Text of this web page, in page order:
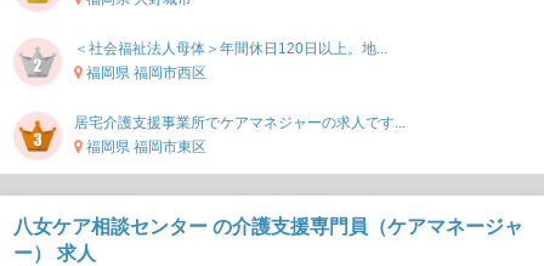
＜社会福祉法人母体＞年間休日120日以上。地...
福岡県 福岡市西区
居宅介護支援事業所でケアマネジャーの求人です...
福岡県 福岡市東区
八女ケア相談センター の介護支援専門員（ケアマネージャ
ー） 求人